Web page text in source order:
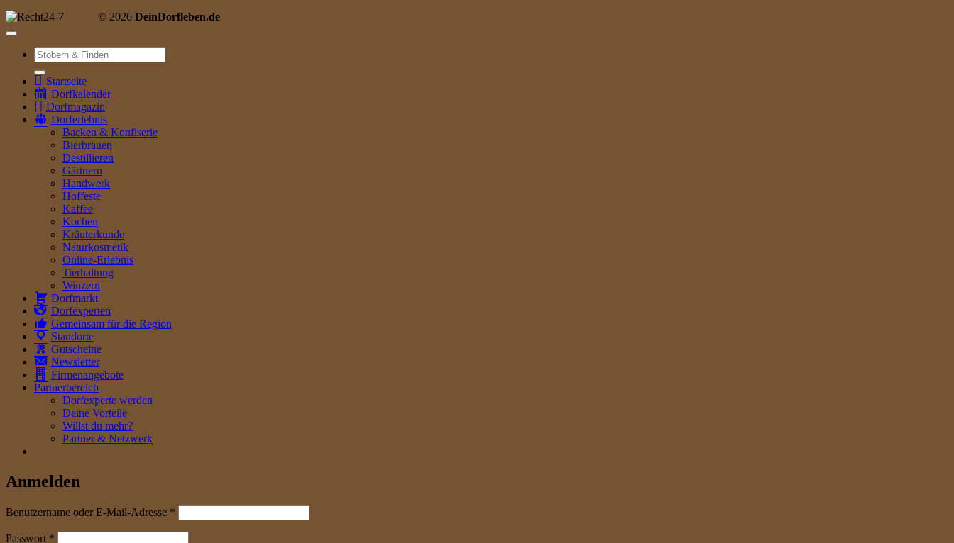
© 2026 DeinDorfleben.de
Suche
nach:
Startseite
Dorfkalender
Dorfmagazin
Dorferlebnis
Backen & Konfiserie
Bierbrauen
Destillieren
Gärtnern
Handwerk
Hoffeste
Kaffee
Kochen
Kräuterkunde
Naturkosmetik
Online-Erlebnis
Tierhaltung
Winzern
Dorfmarkt
Dorfexperten
Gemeinsam für die Region
Standorte
Gutscheine
Newsletter
Firmenangebote
Partnerbereich
Dorfexperte werden
Deine Vorteile
Willst du mehr?
Partner & Netzwerk
Anmelden
Benutzername oder E-Mail-Adresse *
Passwort *